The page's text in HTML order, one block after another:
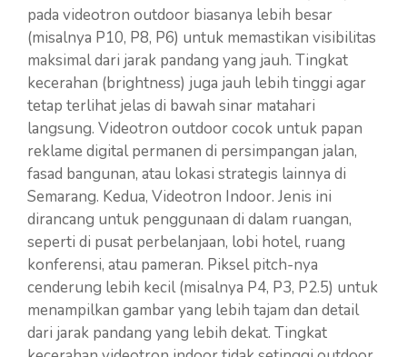
pada videotron outdoor biasanya lebih besar
(misalnya P10, P8, P6) untuk memastikan visibilitas
maksimal dari jarak pandang yang jauh. Tingkat
kecerahan (brightness) juga jauh lebih tinggi agar
tetap terlihat jelas di bawah sinar matahari
langsung. Videotron outdoor cocok untuk papan
reklame digital permanen di persimpangan jalan,
fasad bangunan, atau lokasi strategis lainnya di
Semarang. Kedua, Videotron Indoor. Jenis ini
dirancang untuk penggunaan di dalam ruangan,
seperti di pusat perbelanjaan, lobi hotel, ruang
konferensi, atau pameran. Piksel pitch-nya
cenderung lebih kecil (misalnya P4, P3, P2.5) untuk
menampilkan gambar yang lebih tajam dan detail
dari jarak pandang yang lebih dekat. Tingkat